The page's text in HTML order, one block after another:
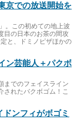
京での放送開始を
。この初めての地上波
目の日本のお茶の間攻
と、ドミノピザほかの
ン芸能人＋パクボ
までのフェイスライン
されたパクボゴム！こ
ンフィがボゴミ